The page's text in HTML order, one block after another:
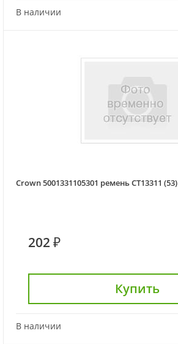
В наличии
Crown 5001331105301 ремень CT13311 (53)
202 ₽
Купить
В наличии